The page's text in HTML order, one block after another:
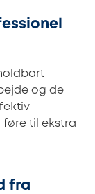
og de
til ekstra
fra